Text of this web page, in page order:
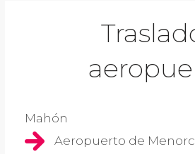
Mahón
Aeropuerto de